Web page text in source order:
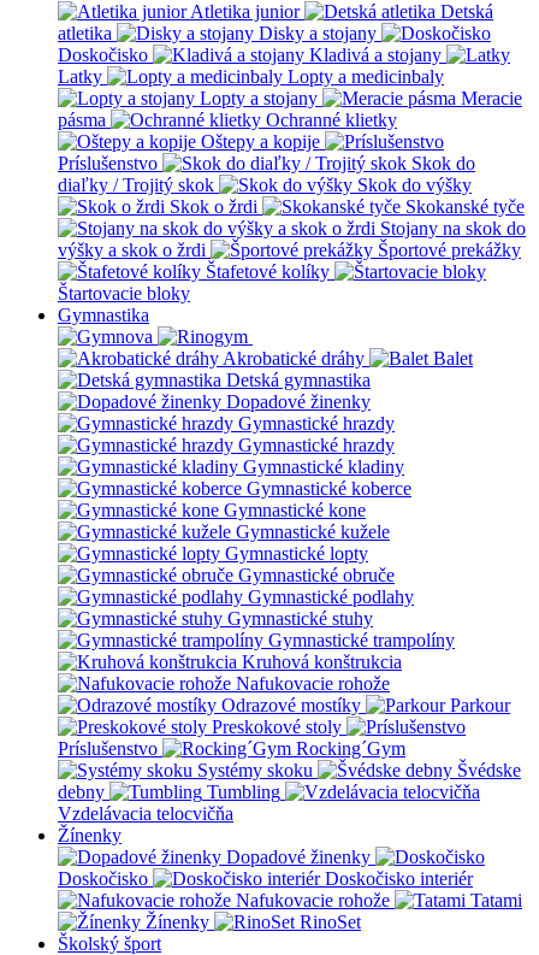
Atletika junior
Detská
atletika
Disky a stojany
Doskočisko
Kladivá a stojany
Latky
Lopty a medicinbaly
Lopty a stojany
Meracie
pásma
Ochranné klietky
Oštepy a kopije
Príslušenstvo
Skok do
diaľky / Trojitý skok
Skok do výšky
Skok o žrdi
Skokanské tyče
Stojany na skok do
výšky a skok o žrdi
Športové prekážky
Štafetové kolíky
Štartovacie bloky
Gymnastika
Akrobatické dráhy
Balet
Detská gymnastika
Dopadové žinenky
Gymnastické hrazdy
Gymnastické hrazdy
Gymnastické kladiny
Gymnastické koberce
Gymnastické kone
Gymnastické kužele
Gymnastické lopty
Gymnastické obruče
Gymnastické podlahy
Gymnastické stuhy
Gymnastické trampolíny
Kruhová konštrukcia
Nafukovacie rohože
Odrazové mostíky
Parkour
Preskokové stoly
Príslušenstvo
Rocking´Gym
Systémy skoku
Švédske
debny
Tumbling
Vzdelávacia telocvičňa
Žínenky
Dopadové žinenky
Doskočisko
Doskočisko interiér
Nafukovacie rohože
Tatami
Žínenky
RinoSet
Školský šport